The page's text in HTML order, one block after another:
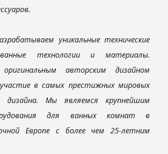
уникальные технические
технологии и материалы.
авторским дизайном
в самых престижных мировых
дизайна. Мы являемся крупнейшим
для ванных комнат в
Европе с более чем 25-летним